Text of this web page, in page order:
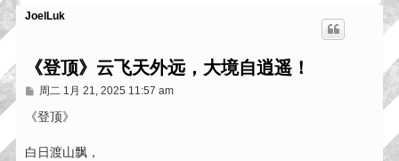
JoelLuk
《登顶》云飞天外远，大境自逍遥！
帖
周二 1月 21, 2025 11:57 am
《登顶》
白日渡山飘，